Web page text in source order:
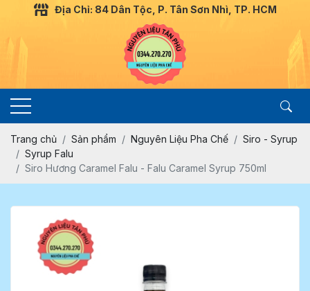
Địa Chỉ: 84 Dân Tộc, P. Tân Sơn Nhì, TP. HCM
Trang chủ Sản phẩm Nguyên Liệu Pha Chế
Siro - Syrup
Syrup Falu
Siro Hương Caramel Falu - Falu Caramel Syrup 750ml